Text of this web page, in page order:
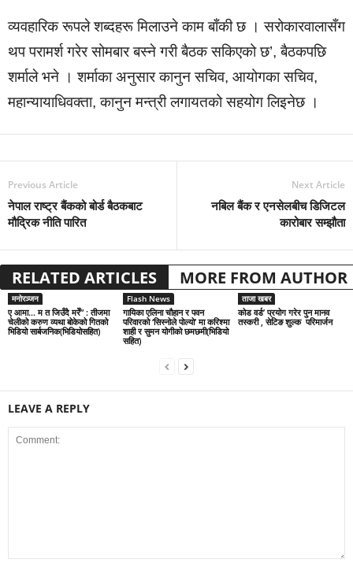
व्यवहारिक रूपले शब्दहरू मिलाउने काम बाँकी छ । सरोकारवालासँग
थप परामर्श गरेर सोमबार बस्ने गरी बैठक सकिएको छ’, बैठकपछि
शर्माले भने । शर्माका अनुसार कानुन सचिव, आयोगका सचिव,
महान्यायाधिवक्ता, कानुन मन्त्री लगायतको सहयोग लिइनेछ ।
Previous Article
नेपाल राष्ट्र बैंकको बोर्ड बैठकबाट
मौद्रिक नीति पारित
Next Article
नबिल बैंक र एनसेलबीच डिजिटल
कारोबार सम्झौता
RELATED ARTICLES MORE FROM AUTHOR
मनोरञ्जन
ए आमा… म त जिउँदै मरेँ” : तीजमा
चेलीको करुण व्यथा बोकेको गितको
भिडियो सार्बजनिक(भिडियोसहित)
Flash News
गायिका एलिना चौहान र पवन
परिवारको ‘सिस्नोले पोल्यो’ मा करिश्मा
शाही र सुमन योगीको छमछमी(भिडियो
सहित)
ताजा खबर
कोड वर्ड’ प्रयोग गरेर पुन मानव
तस्करी , सेटिङ शुल्क परिमार्जन
LEAVE A REPLY